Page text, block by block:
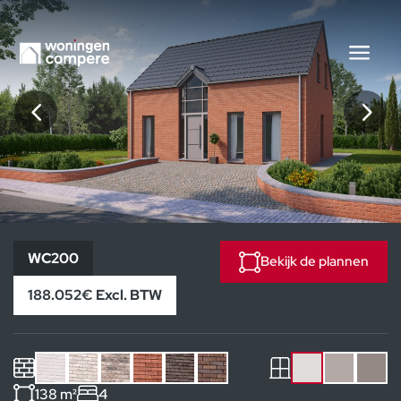
WC200
WC200
188.052€ Excl. BTW
Bekijk de plannen
138 m² 4